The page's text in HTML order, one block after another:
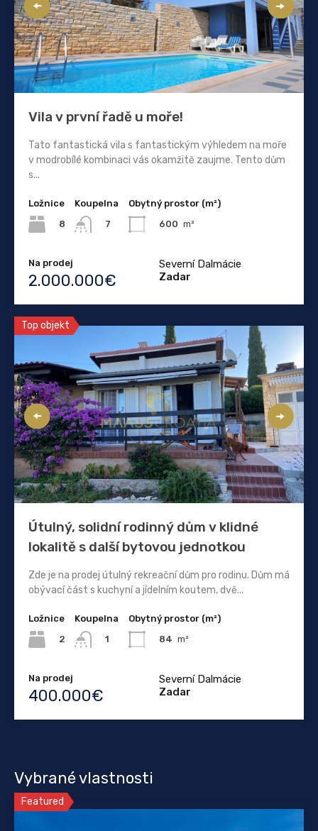
Vila v první řadě u moře!
Tato fantastická vila s fantastickým výhledem na moře
v modrobílé kombinaci vás okamžitě zaujme. Tento dům
s...
Ložnice
8
Koupelna
7
Obytný prostor (m²)
600 m²
Na prodej
2.000.000€
Severní Dalmácie
Zadar
Top objekt
Útulný, solidní rodinný dům v klidné
lokalitě s další bytovou jednotkou
Zde je na prodej útulný rekreační dům pro rodinu. Dům má
obývací část s kuchyní a jídelním koutem, dvě...
Ložnice
2
Koupelna
1
Obytný prostor (m²)
84 m²
Na prodej
400.000€
Severní Dalmácie
Zadar
Vybrané vlastnosti
Featured